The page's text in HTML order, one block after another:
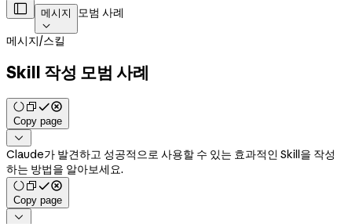
 메시지

모범 사례
메시지/스킬
Skill 작성 모범 사례
Copy page

Claude가 발견하고 성공적으로 사용할 수 있는 효과적인 Skill을 작성
하는 방법을 알아보세요.
Copy page
